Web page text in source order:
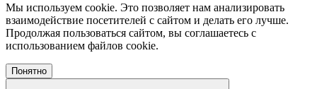
Мы используем cookie. Это позволяет нам анализировать
взаимодействие посетителей с сайтом и делать его лучше.
Продолжая пользоваться сайтом, вы соглашаетесь с
использованием файлов cookie.
Понятно